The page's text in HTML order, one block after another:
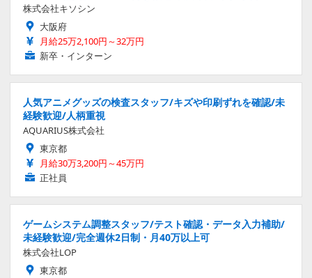
株式会社キソシン
大阪府
月給25万2,100円～32万円
新卒・インターン
人気アニメグッズの検査スタッフ/キズや印刷ずれを確認/未
経験歓迎/人柄重視
AQUARIUS株式会社
東京都
月給30万3,200円～45万円
正社員
ゲームシステム調整スタッフ/テスト確認・データ入力補助/
未経験歓迎/完全週休2日制・月40万以上可
株式会社LOP
東京都